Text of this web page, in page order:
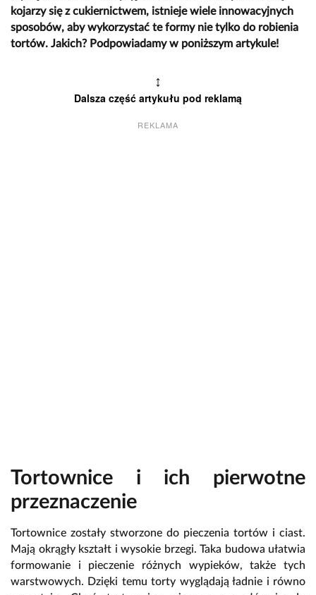
kojarzy się z cukiernictwem, istnieje wiele innowacyjnych
sposobów, aby wykorzystać te formy nie tylko do robienia
tortów. Jakich? Podpowiadamy w poniższym artykule!
↕
Dalsza część artykułu pod reklamą
REKLAMA
Tortownice i ich pierwotne
przeznaczenie
Tortownice zostały stworzone do pieczenia tortów i ciast.
Mają okrągły kształt i wysokie brzegi. Taka budowa ułatwia
formowanie i pieczenie różnych wypieków, także tych
warstwowych. Dzięki temu torty wyglądają ładnie i równo